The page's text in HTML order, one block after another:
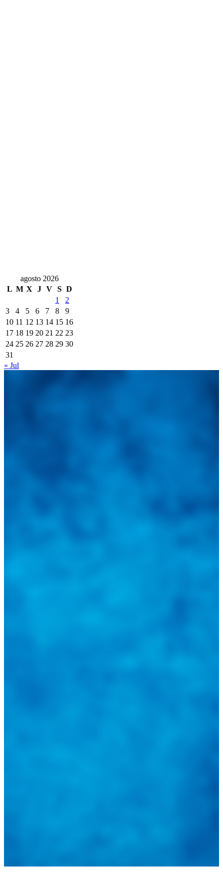
agosto 2026
L M X J V S D
1
2
3
4 5 6 7 8
9
10 11 12 13 14 15 16
17 18 19 20 21 22 23
24 25 26 27 28 29 30
31
« Jul